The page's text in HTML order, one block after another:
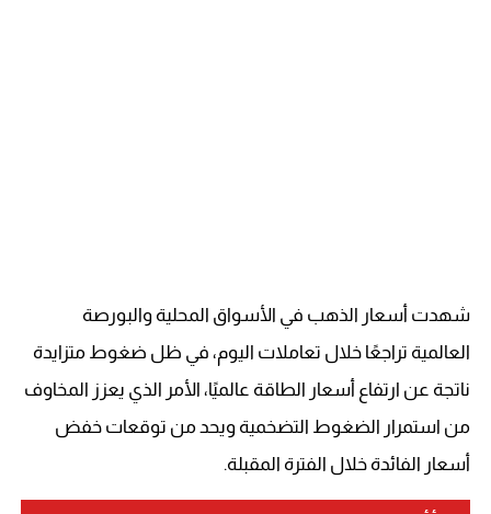
شهدت أسعار الذهب في الأسواق المحلية والبورصة
العالمية تراجعًا خلال تعاملات اليوم، في ظل ضغوط متزايدة
ناتجة عن ارتفاع أسعار الطاقة عالميًا، الأمر الذي يعزز المخاوف
من استمرار الضغوط التضخمية ويحد من توقعات خفض
أسعار الفائدة خلال الفترة المقبلة.